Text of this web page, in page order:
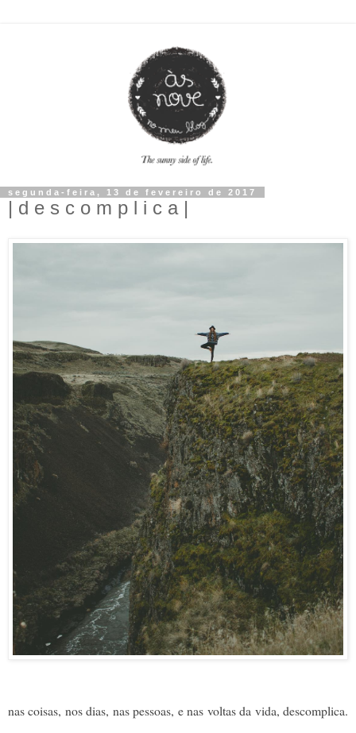
segunda-feira, 13 de fevereiro de 2017
| d e s c o m p l i c a |
nas coisas, nos dias, nas pessoas, e nas voltas da vida, descomplica.